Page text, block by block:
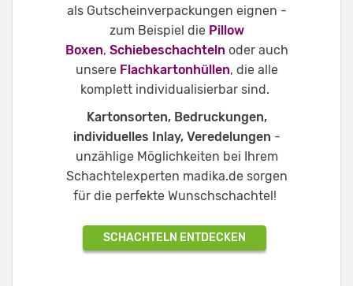
als Gutscheinverpackungen eignen -
zum Beispiel die Pillow
Boxen, Schiebeschachteln oder auch
unsere Flachkartonhüllen, die alle
komplett individualisierbar sind.
Kartonsorten, Bedruckungen,
individuelles Inlay, Veredelungen -
unzählige Möglichkeiten bei Ihrem
Schachtelexperten madika.de sorgen
für die perfekte Wunschschachtel!
SCHACHTELN ENTDECKEN